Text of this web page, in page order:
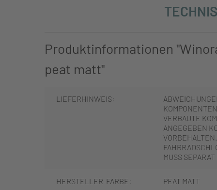
Produktinformationen
peat matt"
LIEFERHINWEIS:
VERBAUTE
ANGEGEBEN
MUSS
HERSTELLER-FARBE: PEAT MATT